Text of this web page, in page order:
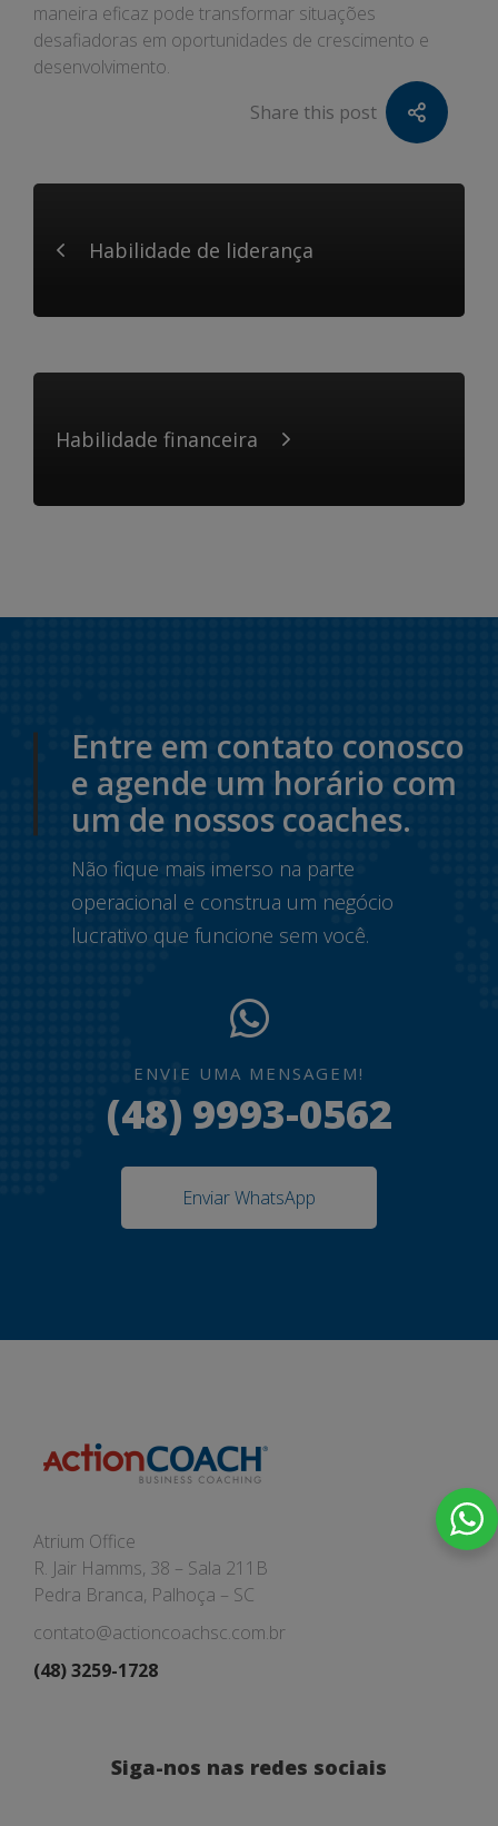
maneira eficaz pode transformar situações
desafiadoras em oportunidades de crescimento e
desenvolvimento.
Share this post
Habilidade de liderança
Habilidade financeira
Entre em contato conosco
e agende um horário com
um de nossos coaches.
Não fique mais imerso na parte
operacional e construa um negócio
lucrativo que funcione sem você.
ENVIE UMA MENSAGEM!
(48) 9993-0562
Enviar WhatsApp
Atrium Office
R. Jair Hamms, 38 – Sala 211B
Pedra Branca, Palhoça – SC
contato@actioncoachsc.com.br
(48) 3259-1728
Siga-nos nas redes sociais